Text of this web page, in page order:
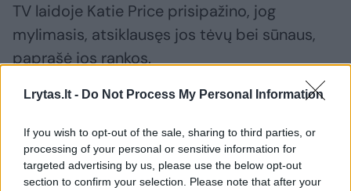
Lrytas.lt - Do Not Process My Personal Information
If you wish to opt-out of the sale, sharing to third parties, or
processing of your personal or sensitive information for
targeted advertising by us, please use the below opt-out
section to confirm your selection. Please note that after your
TV laidoje Katie Price prisipažino, jog
mylimasis, atsiklausęs jos tėvų bei sūnaus,
paprašė jos rankos.
nors nuspręsiu nebedirbti, pasirūpins
manimi. Tiesiog jį myliu.